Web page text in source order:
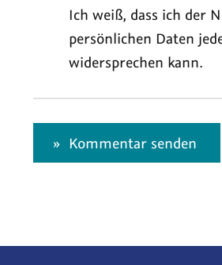
Ich weiß, dass ich der
persönlichen Daten
widersprechen kann.
Kommentar senden